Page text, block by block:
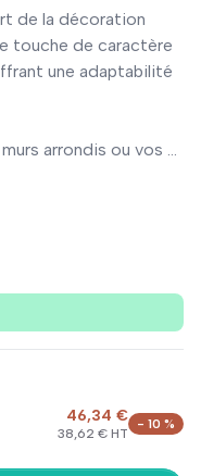
de la décoration
touche de caractère
une adaptabilité
arrondis ou vos ...
46,34 €
38,62 € HT
- 10 %